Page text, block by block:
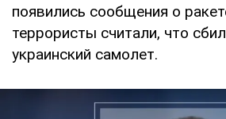
появились сообщения о
террористы считали, что
украинский самолет.